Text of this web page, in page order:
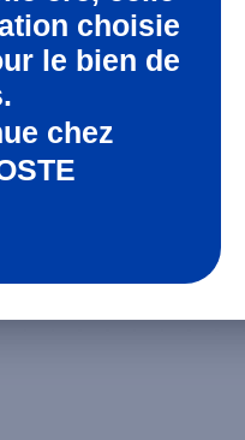
choisie
le bien de
chez